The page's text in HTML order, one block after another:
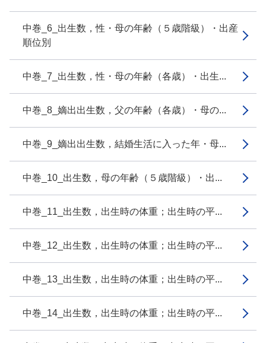
中巻_6_出生数，性・母の年齢（５歳階級）・出産
順位別
中巻_7_出生数，性・母の年齢（各歳）・出生...
中巻_8_嫡出出生数，父の年齢（各歳）・母の...
中巻_9_嫡出出生数，結婚生活に入った年・母...
中巻_10_出生数，母の年齢（５歳階級）・出...
中巻_11_出生数，出生時の体重；出生時の平...
中巻_12_出生数，出生時の体重；出生時の平...
中巻_13_出生数，出生時の体重；出生時の平...
中巻_14_出生数，出生時の体重；出生時の平...